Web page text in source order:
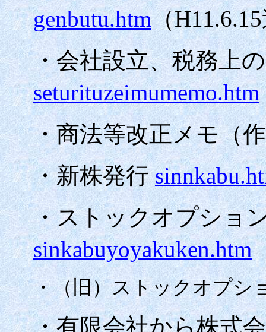
genbutu.htm（H11.6.15
・会社設立、税務上
seturituzeimumemo.htm
・商法等改正メモ（
・新株発行
・ストックオプショ
sinkabuyoyakuken.htm
・（旧）ストックオプシ
・有限会社から株式